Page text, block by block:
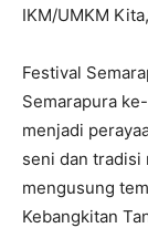
IKM/UMKM
Festival
Semarapura
menjadi
seni dan tradisi
mengusung
Kebangkitan